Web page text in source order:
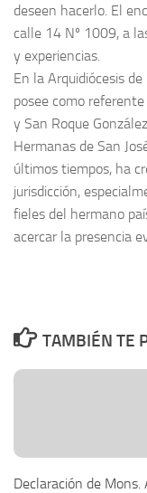
deseen hacerlo. El
calle 14 Nº 1009, a
y experiencias.
En la Arquidiócesis
posee como
y San Roque
Hermanas de San
últimos tiempos, ha
jurisdicción,
fieles del hermano
acercar la presencia
TAMBIÉN TE
Declaración de Mons.